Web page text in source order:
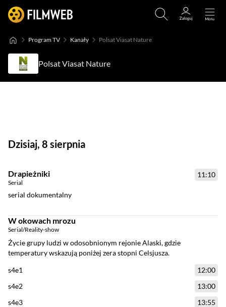
Program TV Kanały Polsat Viasat Nature
Polsat Viasat Nature
Dzisiaj, 8 sierpnia
11:10
Drapieżniki
Serial
serial dokumentalny
W okowach mrozu
Serial/Reality-show
Życie grupy ludzi w odosobnionym rejonie Alaski, gdzie
temperatury wskazują poniżej zera stopni Celsjusza.
12:00
s4e1
13:00
s4e2
13:55
s4e3